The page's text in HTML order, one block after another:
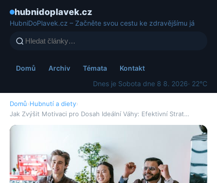
hubnidoplavek.cz
HubniDoPlavek.cz – Začněte svou cestu ke zdravějšímu já
Domů Archiv Témata
Kontakt
Dnes je Sobota dne 8 8. 2026· 22°C
Domů›Hubnutí a diety›
Jak Zvýšit Motivaci pro Dosah Ideální Váhy: Efektivní Strat…